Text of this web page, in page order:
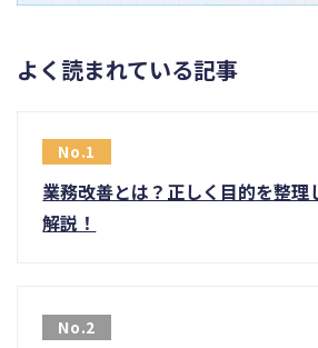
よく読まれている記事
業務改善とは？正しく目的を整理
解説！